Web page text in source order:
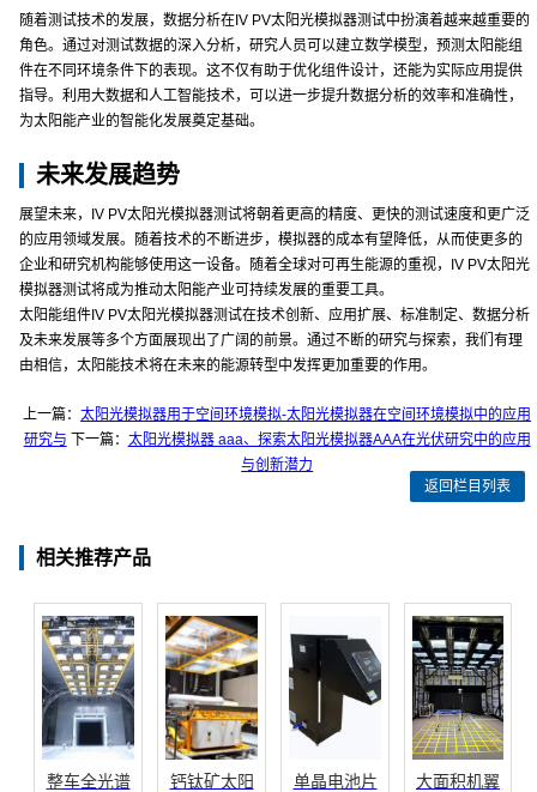
随着测试技术的发展，数据分析在IV PV太阳光模拟器测试中扮演着越来越重要的
角色。通过对测试数据的深入分析，研究人员可以建立数学模型，预测太阳能组
件在不同环境条件下的表现。这不仅有助于优化组件设计，还能为实际应用提供
指导。利用大数据和人工智能技术，可以进一步提升数据分析的效率和准确性，
为太阳能产业的智能化发展奠定基础。
未来发展趋势
展望未来，IV PV太阳光模拟器测试将朝着更高的精度、更快的测试速度和更广泛
的应用领域发展。随着技术的不断进步，模拟器的成本有望降低，从而使更多的
企业和研究机构能够使用这一设备。随着全球对可再生能源的重视，IV PV太阳光
模拟器测试将成为推动太阳能产业可持续发展的重要工具。
太阳能组件IV PV太阳光模拟器测试在技术创新、应用扩展、标准制定、数据分析
及未来发展等多个方面展现出了广阔的前景。通过不断的研究与探索，我们有理
由相信，太阳能技术将在未来的能源转型中发挥更加重要的作用。
上一篇：太阳光模拟器用于空间环境模拟-太阳光模拟器在空间环境模拟中的应用
研究与 下一篇： 太阳光模拟器 aaa、探索太阳光模拟器AAA在光伏研究中的应用
与创新潜力
返回栏目列表
相关推荐产品
整车全光谱
钙钛矿太阳
单晶电池片
大面积机翼